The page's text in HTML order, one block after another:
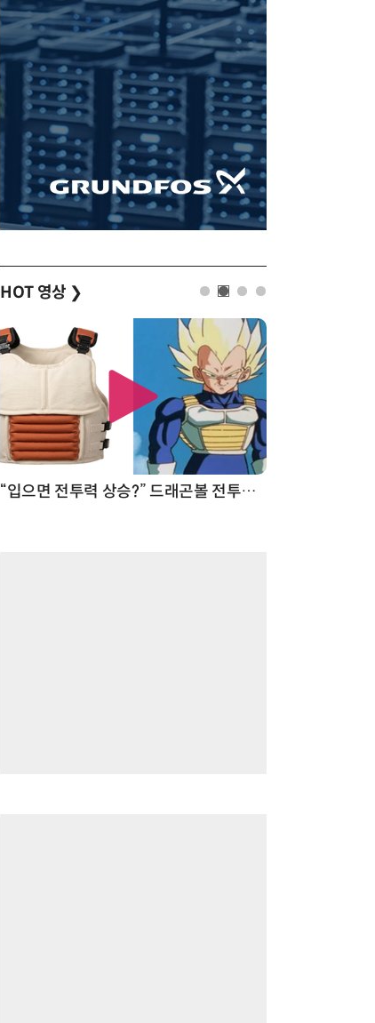
HOT 영상 ❯
“입으면 전투력 상승?” 드래곤볼 전투복 닮은 중량조끼